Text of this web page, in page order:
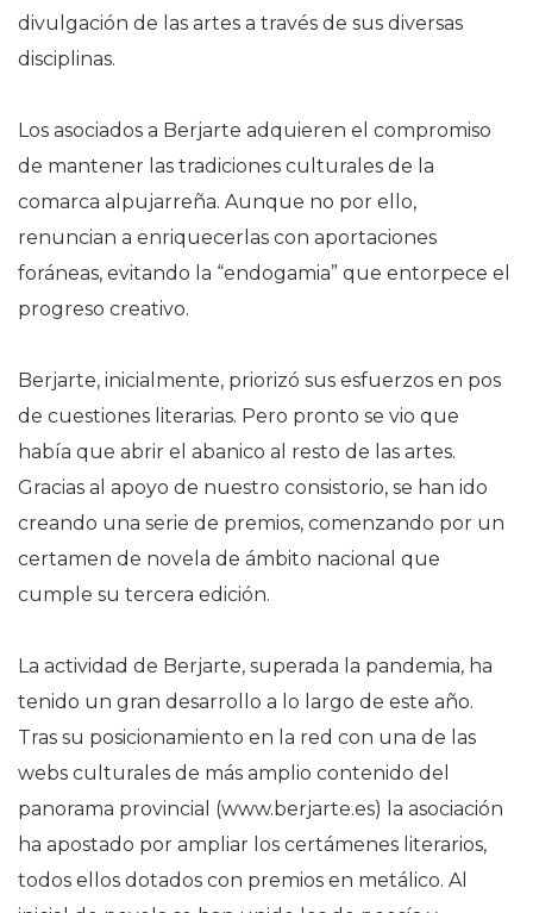
divulgación de las artes a través de sus diversas
disciplinas.
Los asociados a Berjarte adquieren el compromiso
de mantener las tradiciones culturales de la
comarca alpujarreña. Aunque no por ello,
renuncian a enriquecerlas con aportaciones
foráneas, evitando la “endogamia” que entorpece el
progreso creativo.
Berjarte, inicialmente, priorizó sus esfuerzos en pos
de cuestiones literarias. Pero pronto se vio que
había que abrir el abanico al resto de las artes.
Gracias al apoyo de nuestro consistorio, se han ido
creando una serie de premios, comenzando por un
certamen de novela de ámbito nacional que
cumple su tercera edición.
La actividad de Berjarte, superada la pandemia, ha
tenido un gran desarrollo a lo largo de este año.
Tras su posicionamiento en la red con una de las
webs culturales de más amplio contenido del
panorama provincial (www.berjarte.es) la asociación
ha apostado por ampliar los certámenes literarios,
todos ellos dotados con premios en metálico. Al